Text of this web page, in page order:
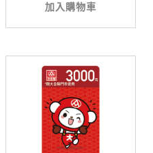
加入購物車